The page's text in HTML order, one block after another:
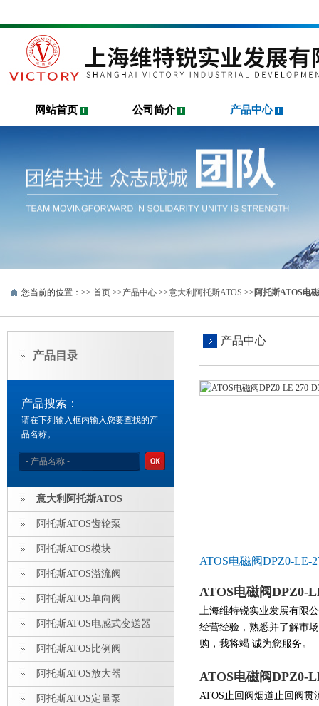
网站首页 公司简介 产品中心
您当前的位置：>> 首页 >>产品中心 >>意大利阿托斯ATOS >> 阿托斯ATOS电
产品目录
产品搜索：
请在下列输入框内输入您要查找的产
品名称。
意大利阿托斯ATOS
阿托斯ATOS齿轮泵
阿托斯ATOS模块
阿托斯ATOS溢流阀
阿托斯ATOS单向阀
阿托斯ATOS电感式变送器
阿托斯ATOS比例阀
阿托斯ATOS放大器
阿托斯ATOS定量泵
产品中心
ATOS电磁阀DPZ0-LE-
ATOS电磁阀DPZ0-
上海维特锐实业发展有限
经营经验，熟悉并了解市
购，我将竭 诚为您服务。
ATOS电磁阀DPZ0-
ATOS止回阀烟道止回阀